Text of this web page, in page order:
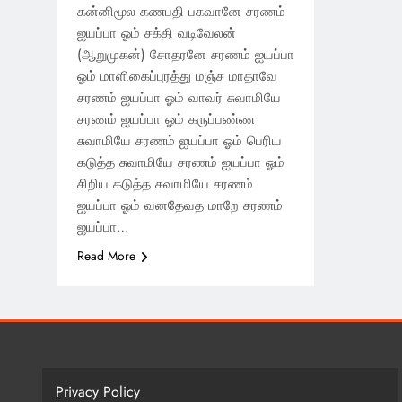
கன்னிமூல கணபதி பகவானே சரணம்
ஐயப்பா ஓம் சக்தி வடிவேலன்
(ஆறுமுகன்) சோதரனே சரணம் ஐயப்பா
ஓம் மாளிகைப்புரத்து மஞ்ச மாதாவே
சரணம் ஐயப்பா ஓம் வாவர் சுவாமியே
சரணம் ஐயப்பா ஓம் கருப்பண்ண
சுவாமியே சரணம் ஐயப்பா ஓம் பெரிய
கடுத்த சுவாமியே சரணம் ஐயப்பா ஓம்
சிறிய கடுத்த சுவாமியே சரணம்
ஐயப்பா ஓம் வனதேவத மாறே சரணம்
ஐயப்பா…
Read More
Privacy Policy